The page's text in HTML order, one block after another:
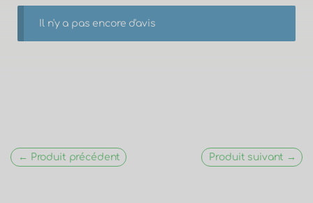
Il n'y a pas encore d'avis
← Produit précédent Produit suivant →